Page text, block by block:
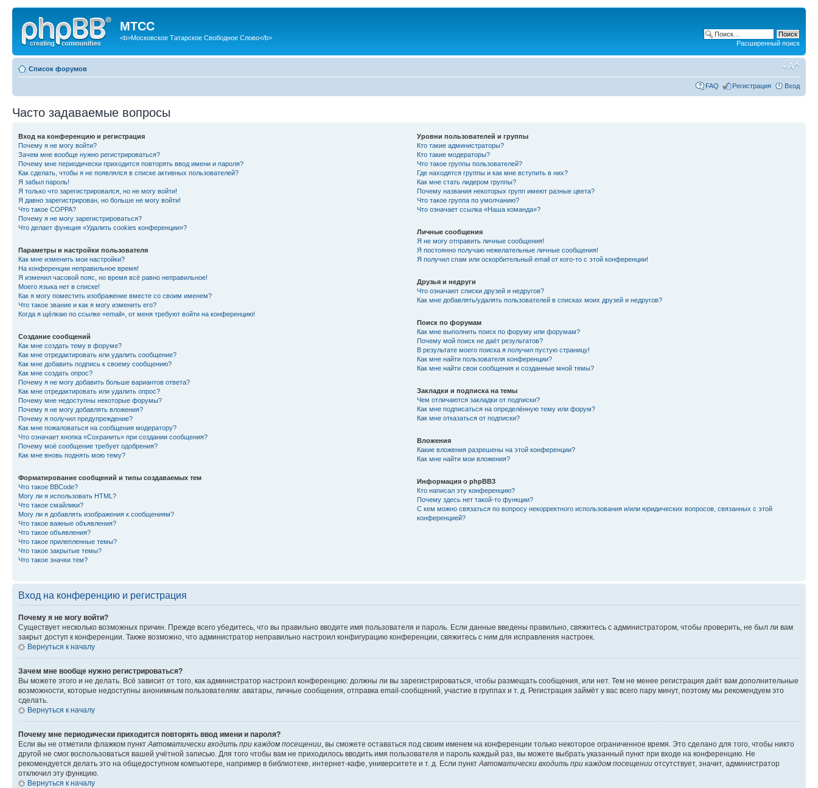
МТСС
<b>Московское Татарское Свободное Слово</b>
Расширенный поиск
Список форумов
FAQ Регистрация Вход
Часто задаваемые вопросы
Вход на конференцию и регистрация
Почему я не могу войти?
Зачем мне вообще нужно регистрироваться?
Почему мне периодически приходится повторять ввод имени и пароля?
Как сделать, чтобы я не появлялся в списке активных пользователей?
Я забыл пароль!
Я только что зарегистрировался, но не могу войти!
Я давно зарегистрирован, но больше не могу войти!
Что такое COPPA?
Почему я не могу зарегистрироваться?
Что делает функция «Удалить cookies конференции»?
Параметры и настройки пользователя
Как мне изменить мои настройки?
На конференции неправильное время!
Я изменил часовой пояс, но время всё равно неправильное!
Моего языка нет в списке!
Как я могу поместить изображение вместе со своим именем?
Что такое звание и как я могу изменить его?
Когда я щёлкаю по ссылке «email», от меня требуют войти на конференцию!
Создание сообщений
Как мне создать тему в форуме?
Как мне отредактировать или удалить сообщение?
Как мне добавить подпись к своему сообщению?
Как мне создать опрос?
Почему я не могу добавить больше вариантов ответа?
Как мне отредактировать или удалить опрос?
Почему мне недоступны некоторые форумы?
Почему я не могу добавлять вложения?
Почему я получил предупреждение?
Как мне пожаловаться на сообщения модератору?
Что означает кнопка «Сохранить» при создании сообщения?
Почему моё сообщение требует одобрения?
Как мне вновь поднять мою тему?
Форматирование сообщений и типы создаваемых тем
Что такое BBCode?
Могу ли я использовать HTML?
Что такое смайлики?
Могу ли я добавлять изображения к сообщениям?
Что такое важные объявления?
Что такое объявления?
Что такое прилепленные темы?
Что такое закрытые темы?
Что такое значки тем?
Уровни пользователей и группы
Кто такие администраторы?
Кто такие модераторы?
Что такое группы пользователей?
Где находятся группы и как мне вступить в них?
Как мне стать лидером группы?
Почему названия некоторых групп имеют разные цвета?
Что такое группа по умолчанию?
Что означает ссылка «Наша команда»?
Личные сообщения
Я не могу отправить личные сообщения!
Я постоянно получаю нежелательные личные сообщения!
Я получил спам или оскорбительный email от кого-то с этой конференции!
Друзья и недруги
Что означают списки друзей и недругов?
Как мне добавлять/удалять пользователей в списках моих друзей и недругов?
Поиск по форумам
Как мне выполнить поиск по форуму или форумам?
Почему мой поиск не даёт результатов?
В результате моего поиска я получил пустую страницу!
Как мне найти пользователя конференции?
Как мне найти свои сообщения и созданные мной темы?
Закладки и подписка на темы
Чем отличаются закладки от подписки?
Как мне подписаться на определённую тему или форум?
Как мне отказаться от подписки?
Вложения
Какие вложения разрешены на этой конференции?
Как мне найти мои вложения?
Информация о phpBB3
Кто написал эту конференцию?
Почему здесь нет такой-то функции?
С кем можно связаться по вопросу некорректного использования и/или юридических вопросов, связанных с этой
конференцией?
Вход на конференцию и регистрация
Почему я не могу войти?
Существует несколько возможных причин. Прежде всего убедитесь, что вы правильно вводите имя пользователя и пароль. Если данные введены правильно, свяжитесь с администратором, чтобы проверить, не был ли вам
закрыт доступ к конференции. Также возможно, что администратор неправильно настроил конфигурацию конференции, свяжитесь с ним для исправления настроек.
Вернуться к началу
Зачем мне вообще нужно регистрироваться?
Вы можете этого и не делать. Всё зависит от того, как администратор настроил конференцию: должны ли вы зарегистрироваться, чтобы размещать сообщения, или нет. Тем не менее регистрация даёт вам дополнительные
возможности, которые недоступны анонимным пользователям: аватары, личные сообщения, отправка email-сообщений, участие в группах и т. д. Регистрация займёт у вас всего пару минут, поэтому мы рекомендуем это
сделать.
Вернуться к началу
Почему мне периодически приходится повторять ввод имени и пароля?
Если вы не отметили флажком пункт Автоматически входить при каждом посещении , вы сможете оставаться под своим именем на конференции только некоторое ограниченное время. Это сделано для того, чтобы никто
другой не смог воспользоваться вашей учётной записью. Для того чтобы вам не приходилось вводить имя пользователя и пароль каждый раз, вы можете выбрать указанный пункт при входе на конференцию. Не
рекомендуется делать это на общедоступном компьютере, например в библиотеке, интернет-кафе, университете и т. д. Если пункт Автоматически входить при каждом посещении отсутствует, значит, администратор
отключил эту функцию.
Вернуться к началу